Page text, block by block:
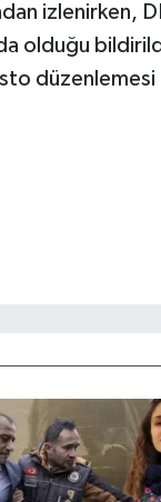
izlenirken,
olduğu